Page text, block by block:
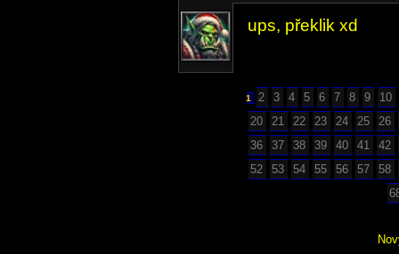
ups, překlik xd
1 2 3 4 5 6 7 8 9
10
20
21 22 23 24 25
26
36
37 38 39 40 41
42
52
53 54 55 56 57
58